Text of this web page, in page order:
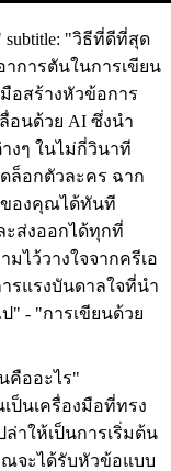
subtitle: "วิธีที่ดีที่สุด
าการตันในการเขียน
มือสร้างหัวข้อการ
ลื่อนด้วย AI ซึ่งนำ
งๆ ในไม่กี่วินาที
ล็อกตัวละคร ฉาก
ของคุณได้ทันที
ะส่งออกได้ทุกที่
ไว้วางใจจากครีเอ
รแรงบันดาลใจที่นำ
" - "การเขียนด้วย
คืออะไร"
เป็นเครื่องมือที่ทรง
าให้เป็นการเริ่มต้น
จะได้รับหัวข้อแบบ